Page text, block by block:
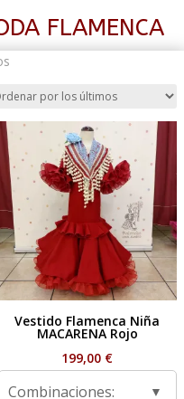
FLAMENCA
Ordenado
los
últimos
Vestido Flamenca Niña
MACARENA Rojo
199,00 €
Combinaciones: